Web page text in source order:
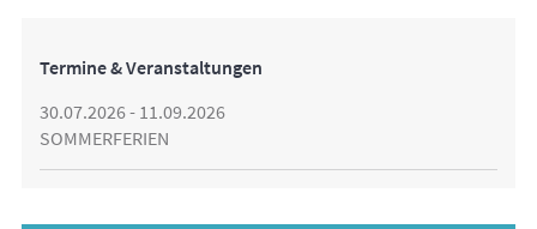
Termine & Veranstaltungen
30.07.2026 - 11.09.2026
SOMMERFERIEN